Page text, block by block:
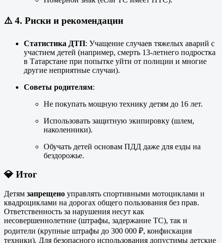
⚠️ 4. Риски и рекомендации
Статистика ДТП: Учащение случаев тяжелых аварий с
участием детей (например, смерть 13-летнего подростка
в Татарстане при попытке уйти от полиции и многие
другие неприятные случаи).
Советы родителям:
Не покупать мощную технику детям до 16 лет.
Использовать защитную экипировку (шлем,
наколенники).
Обучать детей основам ПДД даже для езды на
бездорожье.
💎 Итог
Детям запрещено управлять спортивными мотоциклами и
квадроциклами на дорогах общего пользования без прав.
Ответственность за нарушения несут как
несовершеннолетние (штрафы, задержание ТС), так и
родители (крупные штрафы до 300 000 ₽, конфискация
техники). Для безопасного использования допустимы детские